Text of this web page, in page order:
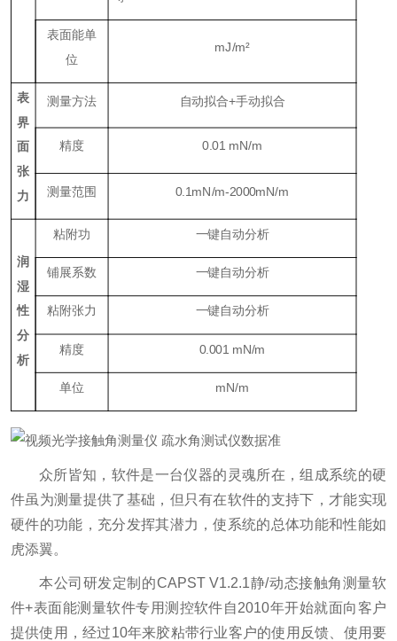
表面能单
位
mJ/m²
表
界
面
张
力
测量方法 自动拟合+手动拟合
精度 0.01 mN/m
测量范围 0.1mN/m-2000mN/m
润
湿
性
分
析
粘附功 一键自动分析
铺展系数 一键自动分析
粘附张力 一键自动分析
精度 0.001 mN/m
单位 mN/m
众所皆知，软件是一台仪器的灵魂所在，组成系统的硬
件虽为测量提供了基础，但只有在软件的支持下，才能实现
硬件的功能，充分发挥其潜力，使系统的总体功能和性能如
虎添翼。
本公司研发定制的CAPST V1.2.1静/动态接触角测量软
件+表面能测量软件专用测控软件自2010年开始就面向客户
提供使用，经过10年来胶粘带行业客户的使用反馈、使用要